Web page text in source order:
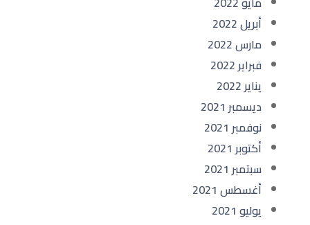
أبريل 2022
مارس 2022
فبراير 2022
يناير 2022
ديسمبر 2021
نوفمبر 2021
أكتوبر 2021
سبتمبر 2021
أغسطس 2021
يوليو 2021